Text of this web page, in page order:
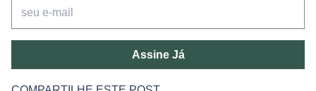
Assine Já